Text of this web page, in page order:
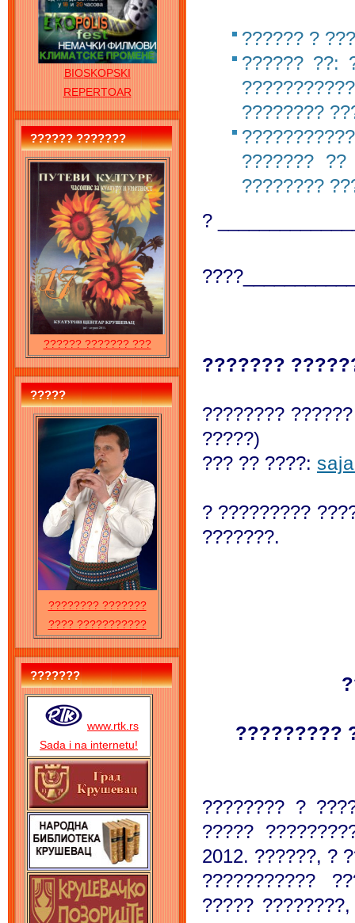
BIOSKOPSKI
REPERTOAR
?????? ???????
?????? ??????? ???
?????
???????? ???????
???? ???????????
???????
www.rtk.rs
Sada i na internetu!
?????? ?
?????? ??:
????????
???????????
???????
????????
?
????
???????
????????
?????)
??? ?? ????:
? ?????????
???????.
?????????
???????? ?
?????
2012. ??????, ?
???????????
?????